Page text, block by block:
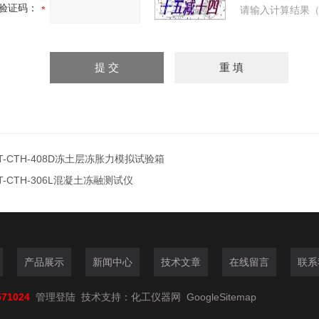
证码： 请输入计算结果
CTH-408D冻土层冻胀力模拟试验箱
CTH-306L混凝土冻融测试仪
产品展示 新闻中心 技术文章 在线留言 联
管理登陆 技术支持： 化工仪器网 GoogleSitemap